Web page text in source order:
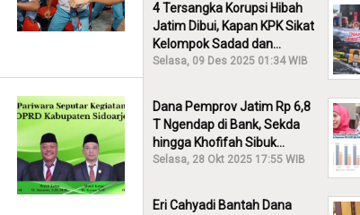
4 Tersangka Korupsi Hibah
Jatim Dibui, Kapan KPK Sikat
Kelompok Sadad dan
Iskandar?
Selasa, 09 Des 2025 01:34 WIB
Dana Pemprov Jatim Rp 6,8
T Ngendap di Bank, Sekda
hingga Khofifah Sibuk
Membantah!
Selasa, 28 Okt 2025 17:55 WIB
Eri Cahyadi Bantah Dana